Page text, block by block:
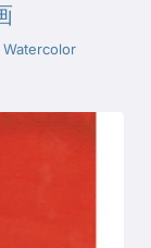
Watercolor